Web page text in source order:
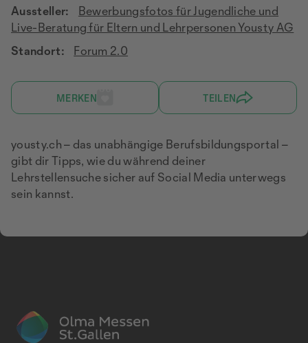
Aussteller:
Bewerbungsfotos für Jugendliche und
Live-Beratung für Eltern und Lehrpersonen Yousty AG
Standort:
Forum 2.0
MERKEN TEILEN
yousty.ch – das unabhängige Berufsbildungsportal –
gibt dir Tipps, wie du während deiner
Lehrstellensuche sicher auf Social Media unterwegs
sein kannst.